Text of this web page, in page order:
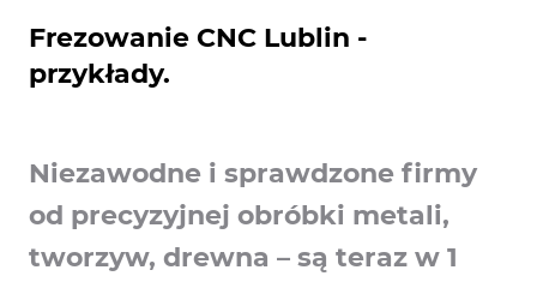
Frezowanie CNC Lublin -
przykłady.
Niezawodne i sprawdzone firmy
od precyzyjnej obróbki metali,
tworzyw, drewna – są teraz w 1